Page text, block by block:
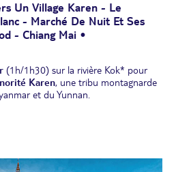
Un Village Karen - Le
- Marché De Nuit Et Ses
- Chiang Mai •
(1h/1h30) sur la rivière Kok* pour
Karen, une tribu montagnarde
et du Yunnan.
une architecture sophistiquée et
statues qui font référence à la pop
indifférent !
sap bai kraphao" : du porc haché